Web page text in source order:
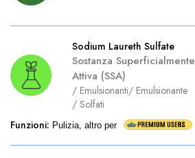
Sodium Laureth Sulfate
Sostanza Superficialmente
Attiva (SSA)
/ Emulsionanti/ Emulsionante
/ Solfati
Funzioni: Pulizia, altro per